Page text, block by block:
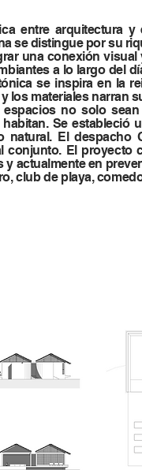
entre arquitectura
se distingue por su
una conexión
a lo largo del
se inspira en la
los materiales narran
no solo
Se estableció
El despacho
conjunto. El
y actualmente en
club de playa,